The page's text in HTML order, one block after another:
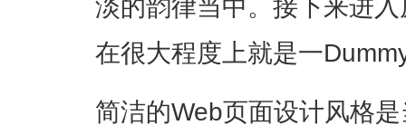
淡的韵律当中。接下来进
在很大程度上就是一
简洁的Web页面设计风格